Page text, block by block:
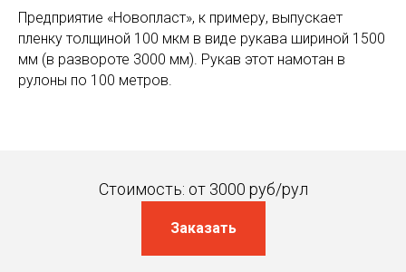
Предприятие «Новопласт», к примеру, выпускает
пленку толщиной 100 мкм в виде рукава шириной 1500
мм (в развороте 3000 мм). Рукав этот намотан в
рулоны по 100 метров.
Стоимость: от 3000 руб/рул
Заказать
Политика конфиденциальности
© Все права защищены
Таблица весов